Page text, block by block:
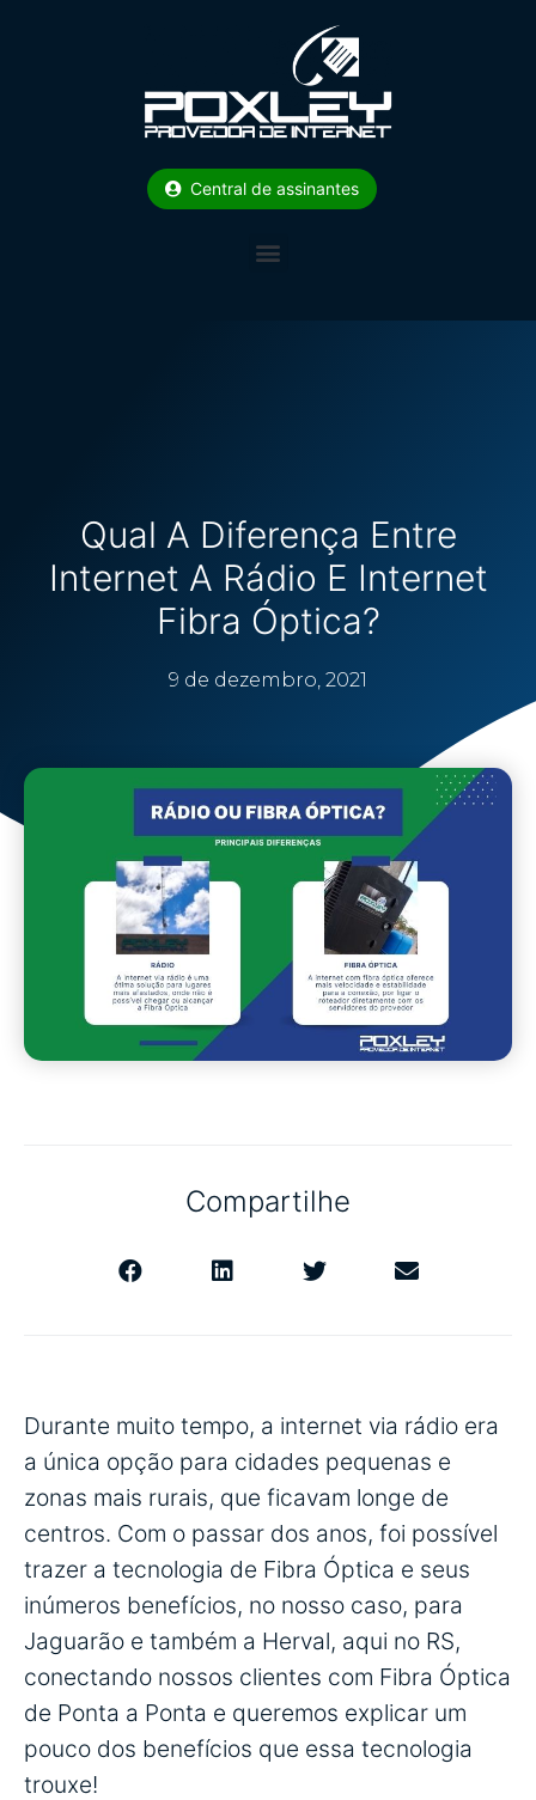
Central de assinantes
Qual A Diferença Entre
Internet A Rádio E Internet
Fibra Óptica?
9 de dezembro, 2021
Compartilhe
Durante muito tempo, a internet via rádio era
a única opção para cidades pequenas e
zonas mais rurais, que ficavam longe de
centros. Com o passar dos anos, foi possível
trazer a tecnologia de Fibra Óptica e seus
inúmeros benefícios, no nosso caso, para
Jaguarão e também a Herval, aqui no RS,
conectando nossos clientes com Fibra Óptica
de Ponta a Ponta e queremos explicar um
pouco dos benefícios que essa tecnologia
trouxe!